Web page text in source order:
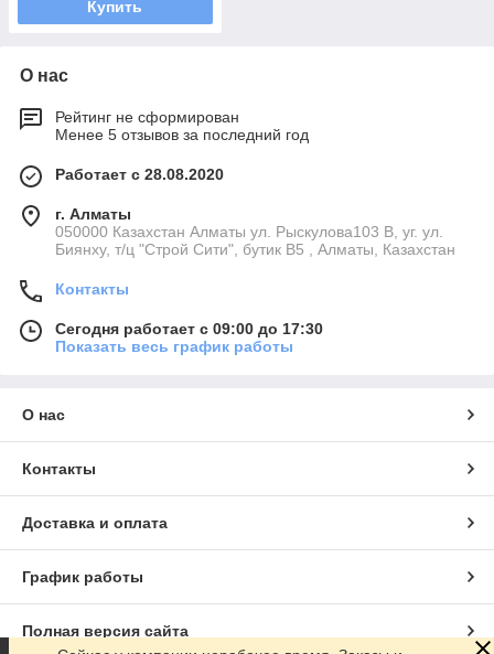
Купить
О нас
Рейтинг не сформирован
Менее 5 отзывов за последний год
Работает с 28.08.2020
г. Алматы
050000 Казахстан Алматы ул. Рыскулова103 В, уг. ул.
Биянху, т/ц "Строй Сити", бутик В5 , Алматы, Казахстан
Контакты
Сегодня работает с 09:00 до 17:30
Показать весь график работы
О нас
Контакты
Доставка и оплата
График работы
Полная версия сайта